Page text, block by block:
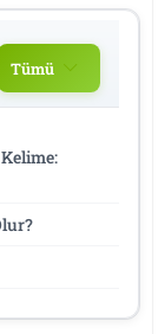
Tümü